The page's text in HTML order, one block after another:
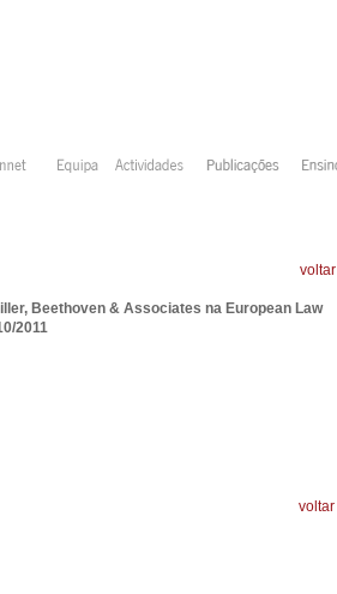
voltar
Beethoven & Associates na European Law
2011
voltar